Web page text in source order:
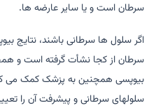
سرطان است و یا سایر عارضه ها.
اگر سلول ها سرطانی باشند، نتایج
سرطان از کجا نشأت گرفته است و
بیوپسی همچنین به پزشک کمک می
سلولهای سرطانی و پیشرفت آن را